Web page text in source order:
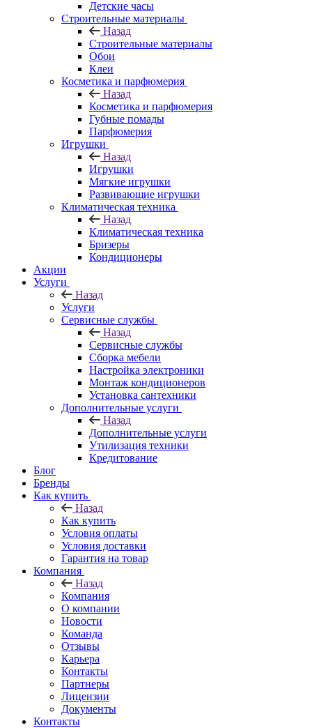
Детские часы
Строительные материалы
Назад
Строительные материалы
Обои
Клеи
Косметика и парфюмерия
Назад
Косметика и парфюмерия
Губные помады
Парфюмерия
Игрушки
Назад
Игрушки
Мягкие игрушки
Развивающие игрушки
Климатическая техника
Назад
Климатическая техника
Бризеры
Кондиционеры
Акции
Услуги
Назад
Услуги
Сервисные службы
Назад
Сервисные службы
Сборка мебели
Настройка электроники
Монтаж кондиционеров
Установка сантехники
Дополнительные услуги
Назад
Дополнительные услуги
Утилизация техники
Кредитование
Блог
Бренды
Как купить
Назад
Как купить
Условия оплаты
Условия доставки
Гарантия на товар
Компания
Назад
Компания
О компании
Новости
Команда
Отзывы
Карьера
Контакты
Партнеры
Лицензии
Документы
Контакты